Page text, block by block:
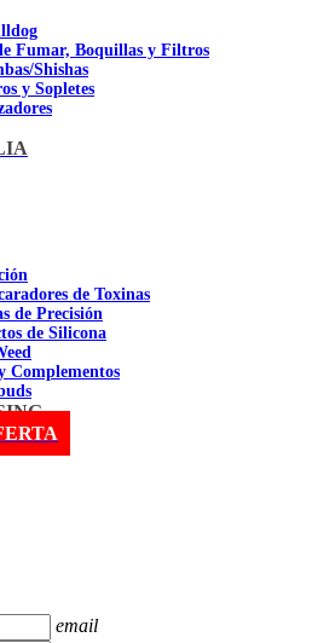
Fumar, Boquillas y Filtros
Shishas
y Sopletes
para liar
para Fumadores
de Toxinas
de Precisión
de Silicona
Complementos
DVD's
email